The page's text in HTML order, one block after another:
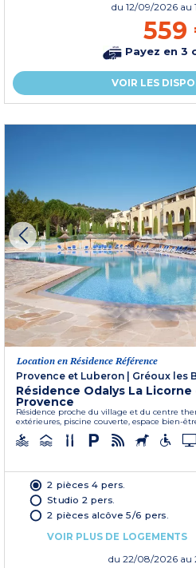
du 12/09/2026 au
559
Payez en 3
VOIR LES
Location en Résidence Référence
Provence et Luberon
Gréoux les
Résidence Odalys La
Provence
Résidence proche du village et du centre
extérieures, piscine couverte, espace bien-
2 pièces 4 pers.
Studio 2 pers.
2 pièces alcôve 5/6 pers.
VOIR PLUS DE LOGEMENTS
du 22/08/2026 au